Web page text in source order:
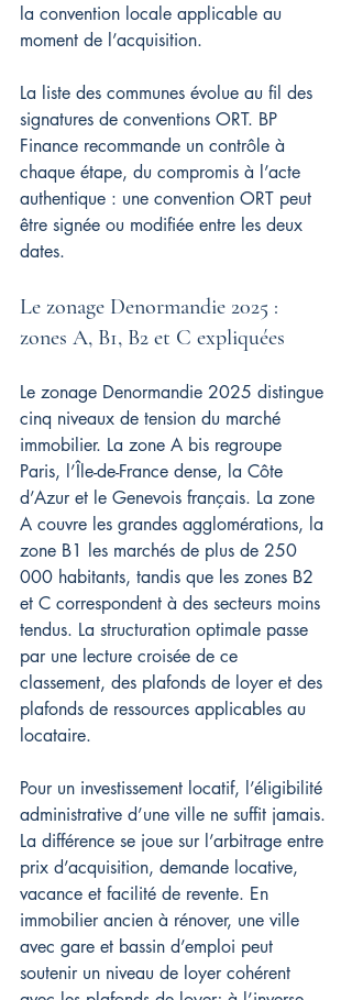
la convention locale applicable au
moment de l’acquisition.
La liste des communes évolue au fil des
signatures de conventions ORT. BP
Finance recommande un contrôle à
chaque étape, du compromis à l’acte
authentique : une convention ORT peut
être signée ou modifiée entre les deux
dates.
Le zonage Denormandie 2025 :
zones A, B1, B2 et C expliquées
Le zonage Denormandie 2025 distingue
cinq niveaux de tension du marché
immobilier. La zone A bis regroupe
Paris, l’Île-de-France dense, la Côte
d’Azur et le Genevois français. La zone
A couvre les grandes agglomérations, la
zone B1 les marchés de plus de 250
000 habitants, tandis que les zones B2
et C correspondent à des secteurs moins
tendus. La structuration optimale passe
par une lecture croisée de ce
classement, des plafonds de loyer et des
plafonds de ressources applicables au
locataire.
Pour un investissement locatif, l’éligibilité
administrative d’une ville ne suffit jamais.
La différence se joue sur l’arbitrage entre
prix d’acquisition, demande locative,
vacance et facilité de revente. En
immobilier ancien à rénover, une ville
avec gare et bassin d’emploi peut
soutenir un niveau de loyer cohérent